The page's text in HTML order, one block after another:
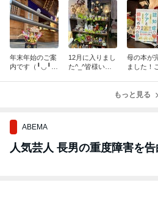
年末年始のご案
内です（╹◡╹）
12月に入りまし
た^_^皆様いか
母の本が
ました！
もっと見る
ABEMA
人気芸人 長男の重度障害を告